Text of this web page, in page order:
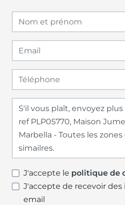
J'accepte le politique de
J'accepte de recevoir
email